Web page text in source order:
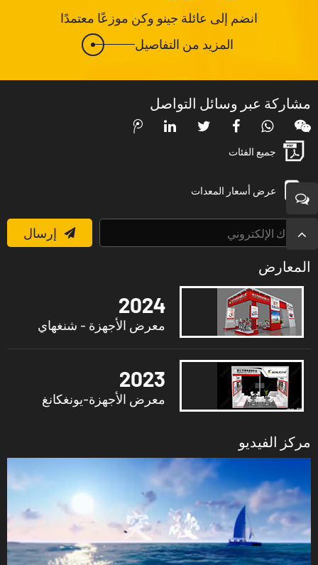
انضم إلى عائلة جينو وكن موزعًا معتمدًا
المزيد من التفاصيل
مشاركة عبر وسائل التواصل
جميع الفئات
عرض أسعار المعدات
إرسال
المعارض
2024
معرض الأجهزة - شنغهاي
2023
معرض الأجهزة-يونغكانغ
مركز الفيديو